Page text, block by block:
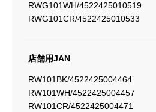
RWG101WH/4522425010519
RWG101CR/4522425010533
店舗用JAN
RW101BK/4522425004464
RW101WH/4522425004457
RW101CR/4522425004471